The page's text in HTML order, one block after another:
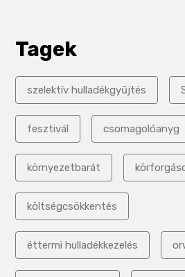
Tagek
szelektív hulladékgyűjtés
fesztivál csomagolóanyg
környezetbarát
költségcsökkentés
éttermi hulladékkezelés